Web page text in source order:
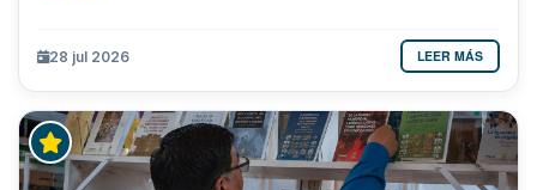
28 jul 2026 LEER MÁS